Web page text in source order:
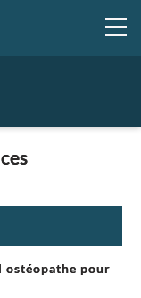
ostéopathe pour